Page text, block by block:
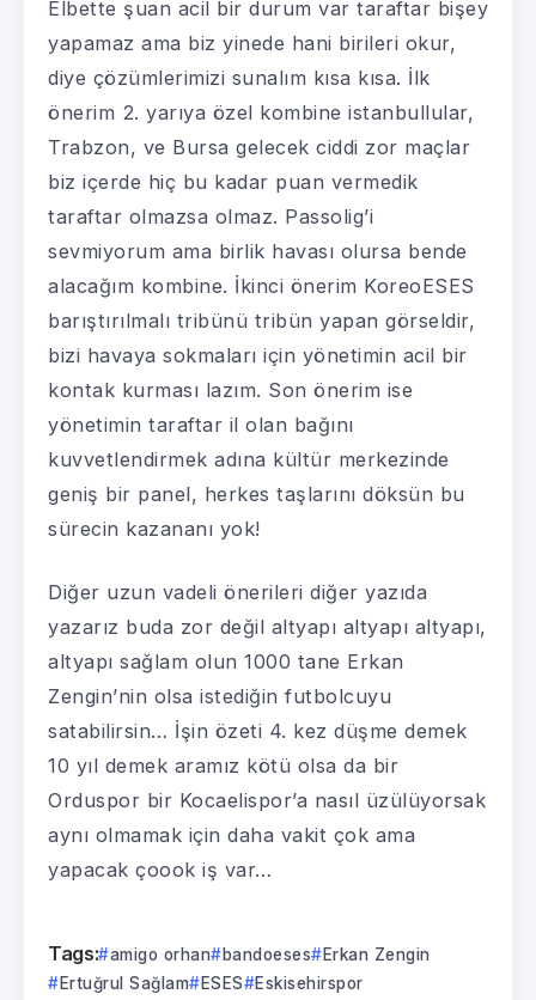
Elbette şuan acil bir durum var taraftar bişey
yapamaz ama biz yinede hani birileri okur,
diye çözümlerimizi sunalım kısa kısa. İlk
önerim 2. yarıya özel kombine istanbullular,
Trabzon, ve Bursa gelecek ciddi zor maçlar
biz içerde hiç bu kadar puan vermedik
taraftar olmazsa olmaz. Passolig’i
sevmiyorum ama birlik havası olursa bende
alacağım kombine. İkinci önerim KoreoESES
barıştırılmalı tribünü tribün yapan görseldir,
bizi havaya sokmaları için yönetimin acil bir
kontak kurması lazım. Son önerim ise
yönetimin taraftar il olan bağını
kuvvetlendirmek adına kültür merkezinde
geniş bir panel, herkes taşlarını döksün bu
sürecin kazananı yok!
Diğer uzun vadeli önerileri diğer yazıda
yazarız buda zor değil altyapı altyapı altyapı,
altyapı sağlam olun 1000 tane Erkan
Zengin’nin olsa istediğin futbolcuyu
satabilirsin… İşin özeti 4. kez düşme demek
10 yıl demek aramız kötü olsa da bir
Orduspor bir Kocaelispor’a nasıl üzülüyorsak
aynı olmamak için daha vakit çok ama
yapacak çoook iş var…
Tags: amigo orhan bandoeses
Erkan Zengin
Ertuğrul Sağlam
ESES
Eskisehirspor